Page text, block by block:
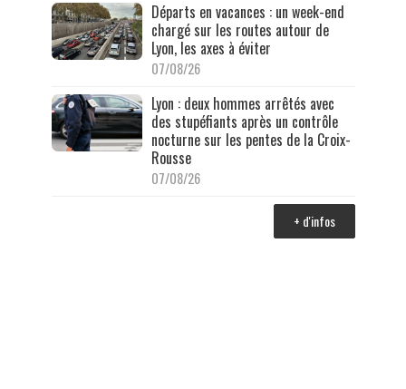
Départs en vacances : un week-end
chargé sur les routes autour de
Lyon, les axes à éviter
07/08/26
Lyon : deux hommes arrêtés avec
des stupéfiants après un contrôle
nocturne sur les pentes de la Croix-
Rousse
07/08/26
+ d'infos